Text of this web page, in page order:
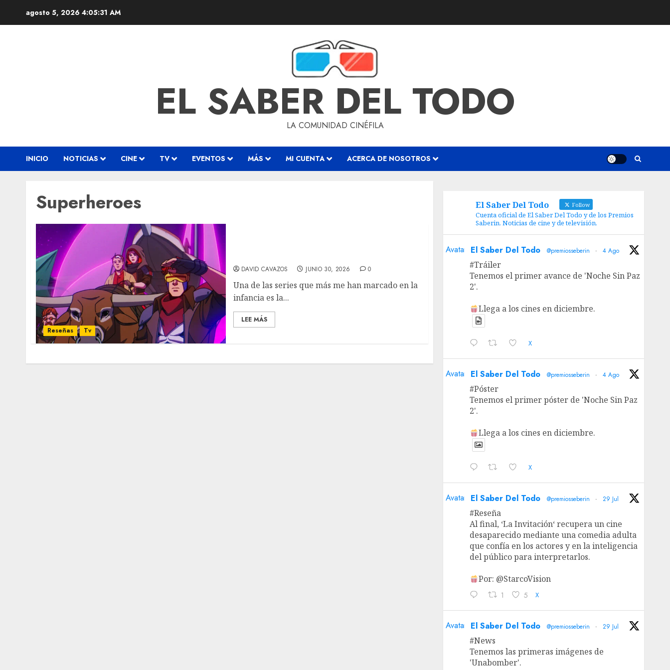
agosto 5, 2026 4:05:32 AM
EL SABER DEL TODO
LA COMUNIDAD CINÉFILA
INICIO NOTICIAS CINE TV EVENTOS MÁS MI CUENTA ACERCA DE NOSOTROS
Superheroes
Reseñas Tv
DAVID CAVAZOS JUNIO 30, 2026 0
Una de las series que más me han marcado en la
infancia es la...
LEE MÁS
El Saber Del Todo Follow
Cuenta oficial de El Saber Del Todo y de los Premios
Saberin. Noticias de cine y de televisión.
Avatar El Saber Del Todo @premiosseberin · 4 Ago
#Tráiler
Tenemos el primer avance de 'Noche Sin Paz
2'.
Llega a los cines en diciembre.
X
Avatar El Saber Del Todo @premiosseberin · 4 Ago
#Póster
Tenemos el primer póster de 'Noche Sin Paz
2'.
Llega a los cines en diciembre.
X
Avatar El Saber Del Todo @premiosseberin · 29 Jul
#Reseña
Al final, ‘La Invitación‘ recupera un cine
desaparecido mediante una comedia adulta
que confía en los actores y en la inteligencia
del público para interpretarlos.
Por: @StarcoVision
1 5 X
Avatar El Saber Del Todo @premiosseberin · 29 Jul
#News
Tenemos las primeras imágenes de
'Unabomber'.